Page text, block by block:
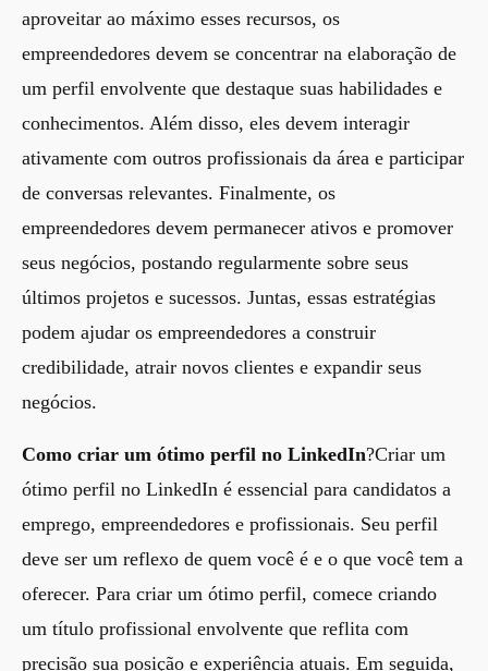
aproveitar ao máximo esses recursos, os
empreendedores devem se concentrar na elaboração de
um perfil envolvente que destaque suas habilidades e
conhecimentos. Além disso, eles devem interagir
ativamente com outros profissionais da área e participar
de conversas relevantes. Finalmente, os
empreendedores devem permanecer ativos e promover
seus negócios, postando regularmente sobre seus
últimos projetos e sucessos. Juntas, essas estratégias
podem ajudar os empreendedores a construir
credibilidade, atrair novos clientes e expandir seus
negócios.
Como criar um ótimo perfil no LinkedIn?Criar um
ótimo perfil no LinkedIn é essencial para candidatos a
emprego, empreendedores e profissionais. Seu perfil
deve ser um reflexo de quem você é e o que você tem a
oferecer. Para criar um ótimo perfil, comece criando
um título profissional envolvente que reflita com
precisão sua posição e experiência atuais. Em seguida,